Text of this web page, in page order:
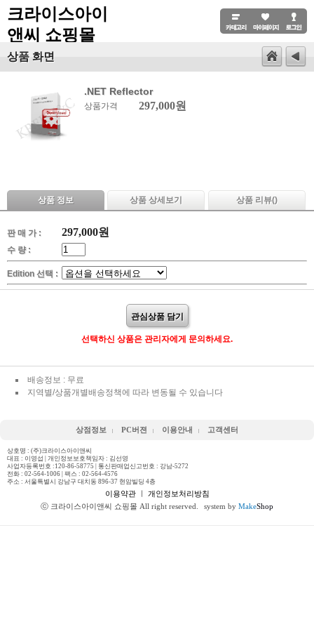
크라이스아이
앤씨 쇼핑몰
상품 화면
.NET Reflector
상품가격 297,000원
상품 정보 상품 상세보기 상품 리뷰()
판 매 가 : 297,000원
수 량 :
Edition 선택 :
관심상품 담기
선택하신 상품은 관리자에게 문의하세요.
배송정보 : 무료
지역별/상품개별배송정책에 따라 변동될 수 있습니다
상점정보 PC버젼 이용안내 고객센터
상호명 : (주)크라이스아이앤씨
대표 : 이영섭 | 개인정보보호책임자 : 김선영
사업자등록번호 :120-86-58775 | 통신판매업신고번호 : 강남-5272
전화 : 02-564-1006 | 팩스 : 02-564-4576
주소 : 서울특별시 강남구 대치동 896-37 현암빌딩 4층
이용약관ㅣ 개인정보처리방침
ⓒ 크라이스아이앤씨 쇼핑몰 All right reserved.
system by MakeShop